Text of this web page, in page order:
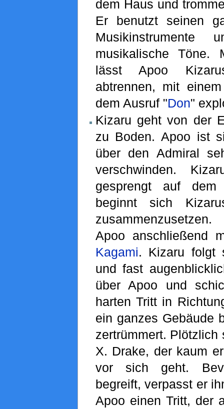
dem Haus und
Er benutzt seinen
musikalische Töne.
lässt Apoo
abtrennen, mit
dem Ausruf "Don"
Kizaru geht von der
zu Boden. Apoo ist
über den Admiral
verschwinden.
gesprengt auf dem
beginnt sich
Apoo anschließend
Kagami. Kizaru folgt
und fast
über Apoo und
harten Tritt in
ein ganzes Gebäude
zertrümmert. Plötzlich
X. Drake, der kaum
vor sich geht.
begreift, verpasst er
Apoo einen Tritt, der